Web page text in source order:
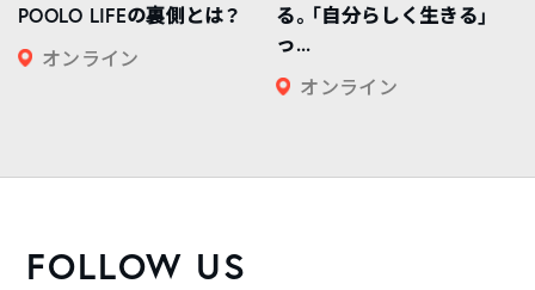
POOLO LIFEの裏側とは？
オンライン
る。「自分らしく生きる」
っ...
オンライン
FOLLOW US